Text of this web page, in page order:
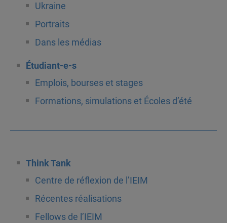
Ukraine
Portraits
Dans les médias
Étudiant-e-s
Emplois, bourses et stages
Formations, simulations et Écoles d’été
Think Tank
Centre de réflexion de l’IEIM
Récentes réalisations
Fellows de l’IEIM